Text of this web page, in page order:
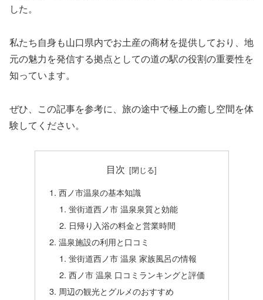
した。
私たち自身も山口県内でお土産の商材を提供しており、地
元の魅力を発信する拠点としての道の駅の役割の重要性を
知っています。
ぜひ、この記事を参考に、旅の途中で極上の癒し空間を体
験してください。
目次
西ノ市温泉の基本知識
蛍街道西ノ市 温泉泉質と効能
日帰り入浴の料金と営業時間
温泉施設の利用と口コミ
蛍街道西ノ市 温泉 家族風呂の情報
西ノ市 温泉 口コミランキングと評価
周辺の観光とグルメのおすすめ